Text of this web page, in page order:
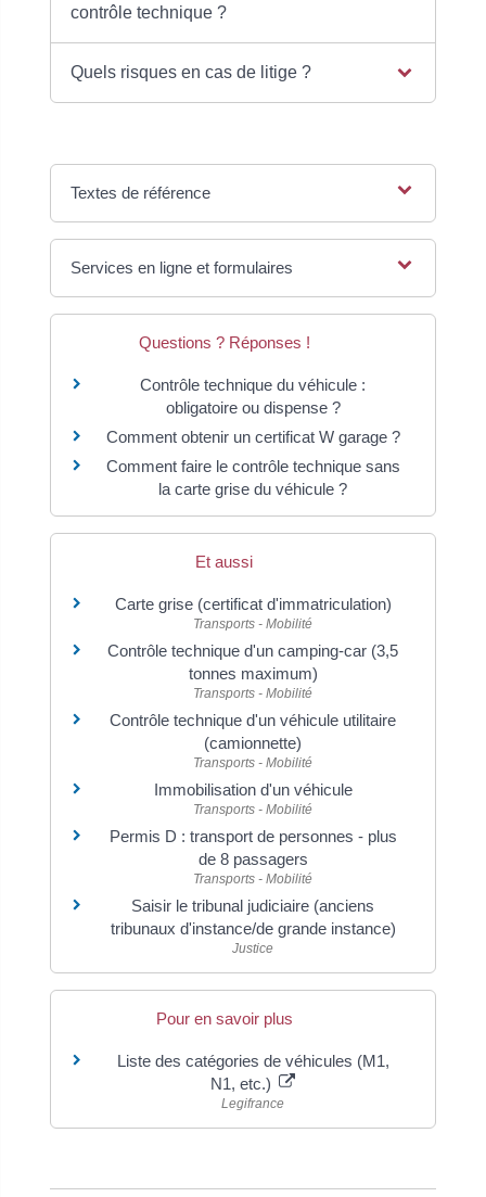
contrôle technique ?
Quels risques en cas de litige ?
Textes de référence
Services en ligne et formulaires
Questions ? Réponses !
Contrôle technique du véhicule :
obligatoire ou dispense ?
Comment obtenir un certificat W garage ?
Comment faire le contrôle technique sans
la carte grise du véhicule ?
Et aussi
Carte grise (certificat d'immatriculation)
Transports - Mobilité
Contrôle technique d'un camping-car (3,5
tonnes maximum)
Transports - Mobilité
Contrôle technique d'un véhicule utilitaire
(camionnette)
Transports - Mobilité
Immobilisation d'un véhicule
Transports - Mobilité
Permis D : transport de personnes - plus
de 8 passagers
Transports - Mobilité
Saisir le tribunal judiciaire (anciens
tribunaux d'instance/de grande instance)
Justice
Pour en savoir plus
Liste des catégories de véhicules (M1,
N1, etc.)
Legifrance